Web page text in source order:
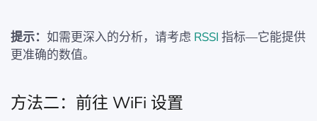
提示： 如需更深入的分析，请考虑 RSSI 指标—它能提供
更准确的数值。
方法二：前往 WiFi 设置